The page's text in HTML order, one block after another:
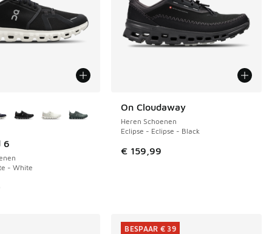
6
- White
On Cloudaway
Heren Schoenen
Eclipse - Eclipse - Black
€ 159,99
BESPAAR € 39